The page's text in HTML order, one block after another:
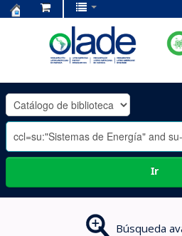
OLADE
-
Ir
Búsqueda